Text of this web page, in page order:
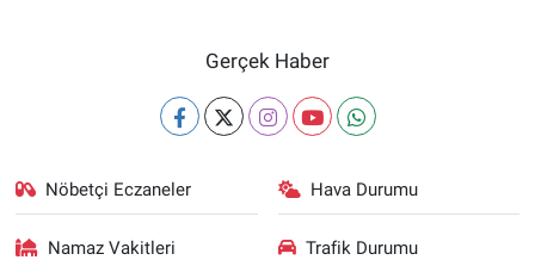
Gerçek Haber
Nöbetçi Eczaneler Hava Durumu
Namaz Vakitleri Trafik Durumu